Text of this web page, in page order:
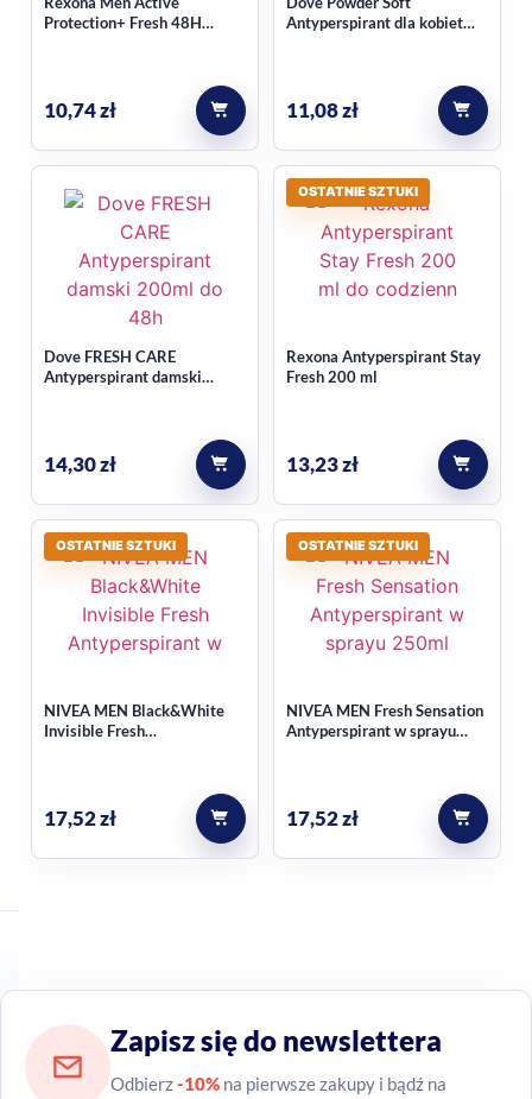
Protection+ Fresh 48H
10,74zł
Antyperspirant dla kobiet
11,08zł
Dove FRESH CARE
Antyperspirant damski
14,30zł
OSTATNIE SZTUKI
Rexona Antyperspirant Stay
Fresh 200 ml
13,23zł
OSTATNIE SZTUKI
NIVEA MEN Black&White
Invisible Fresh
17,52zł
OSTATNIE SZTUKI
NIVEA MEN Fresh Sensation
Antyperspirant w sprayu
17,52zł
Zapisz się do newslettera
Odbierz-10% na pierwsze zakupy i bądź na